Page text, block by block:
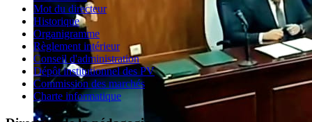
Mot du directeur
Historique
Organigramme
Règlement intérieur
Conseil d'administration
Dépôt institutionnel des PV
Commission des marchés
Charte informatique